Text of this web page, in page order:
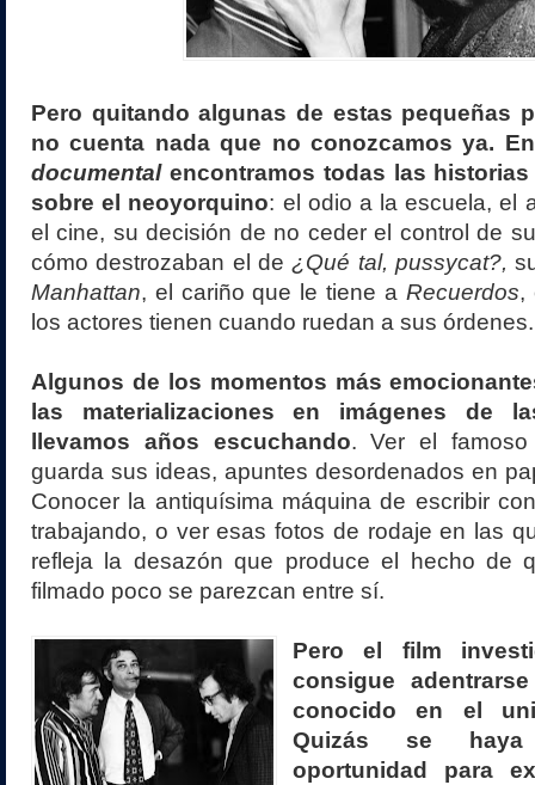
Pero quitando algunas de estas pequeñas
no cuenta nada que no conozcamos ya.
documentalencontramos todas las
sobre el neoyorquino: el odio a la escuela, el
el cine, su decisión de no ceder el control de
cómo destrozaban el de¿Qué tal, pussycat?,
Manhattan, el cariño que le tiene a Recuerdos,
los actores tienen cuando ruedan a sus órdenes.
Algunos de los momentos más
las materializaciones en imágenes de
llevamos años escuchando. Ver el
guarda sus ideas, apuntes desordenados en
Conocer la antiquísima máquina de escribir
trabajando, o ver esas fotos de rodaje en las
refleja la desazón que produce el hecho de
filmado poco se parezcan entre sí.
Pero el film
consigue
conocido en el
Quizás se
oportunidad para